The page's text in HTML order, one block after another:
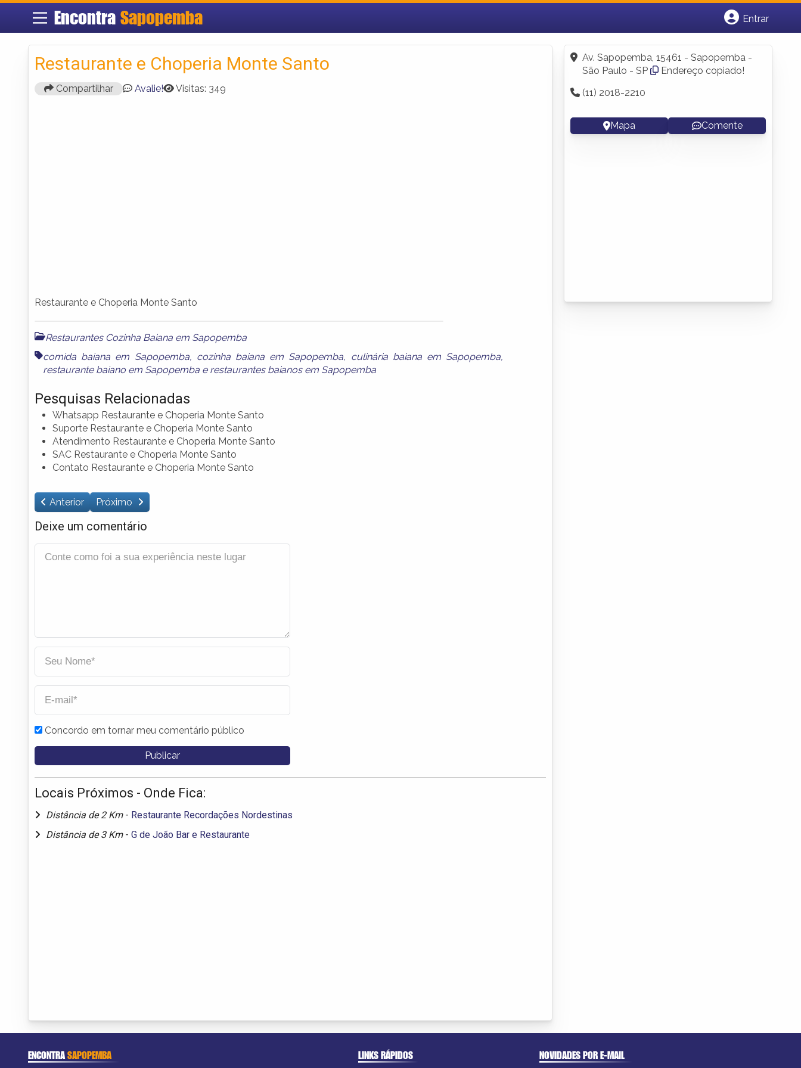
Encontra Sapopemba
Entrar
Fazer login
Criar conta
Restaurante e Choperia Monte Santo
Compartilhar Avalie! Visitas: 349
Restaurante e Choperia Monte Santo
Restaurantes Cozinha Baiana em Sapopemba
comida baiana em Sapopemba, cozinha baiana em Sapopemba, culinária baiana em Sapopemba,
restaurante baiano em Sapopemba e restaurantes baianos em Sapopemba
Pesquisas Relacionadas
Whatsapp Restaurante e Choperia Monte Santo
Suporte Restaurante e Choperia Monte Santo
Atendimento Restaurante e Choperia Monte Santo
SAC Restaurante e Choperia Monte Santo
Contato Restaurante e Choperia Monte Santo
Anterior Próximo
Deixe um comentário
Concordo em tornar meu comentário público
Locais Próximos - Onde Fica:
Distância de 2 Km - Restaurante Recordações Nordestinas
Distância de 3 Km - G de João Bar e Restaurante
Av. Sapopemba, 15461 - Sapopemba -
São Paulo - SP
Endereço copiado!
(11) 2018-2210
Mapa Comente
ENCONTRASAPOPEMBA LINKS RÁPIDOS NOVIDADES POR E-MAIL